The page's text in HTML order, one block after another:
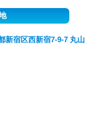
新宿区西新宿7-9-7 丸山